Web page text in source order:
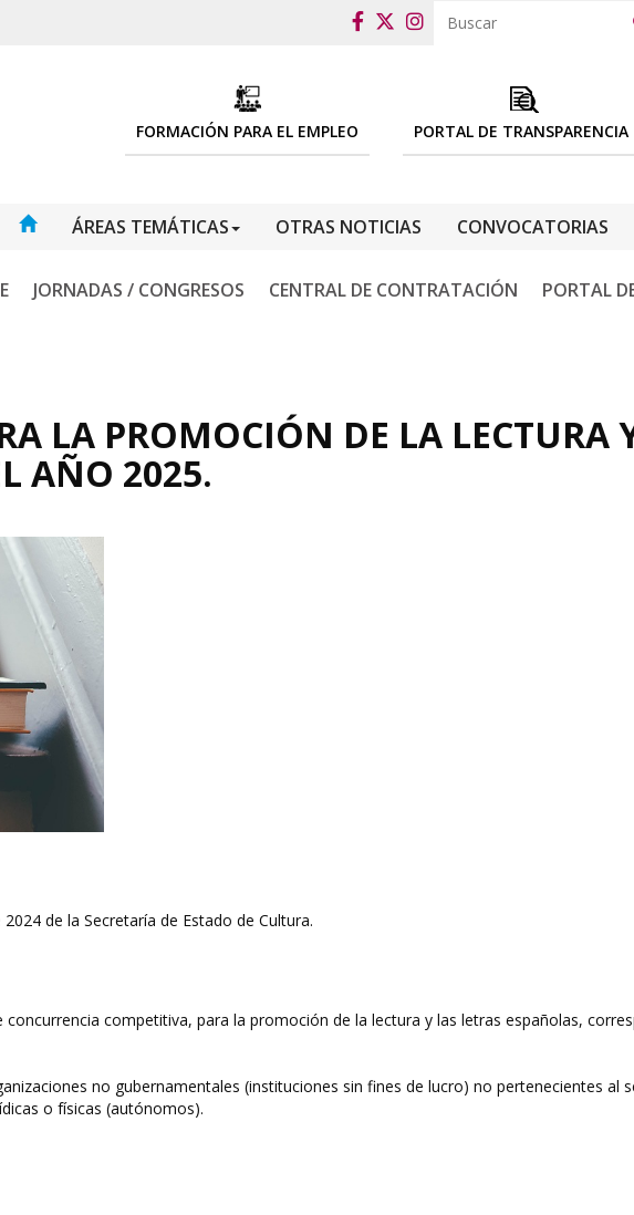
PORTAL DE TRANSPARENCIA
FORMACIÓN PARA EL EMPLEO
ÁREAS TEMÁTICAS OTRAS NOTICIAS CONVOCATORIAS
JORNADAS / CONGRESOS CENTRAL DE CONTRATACIÓN PORTAL
LA PROMOCIÓN DE LA LECTURA
AÑO 2025.
de la Secretaría de Estado de Cultura.
competitiva, para la promoción de la lectura y las letras españolas,
no gubernamentales (instituciones sin fines de lucro) no pertenecientes al
o físicas (autónomos).